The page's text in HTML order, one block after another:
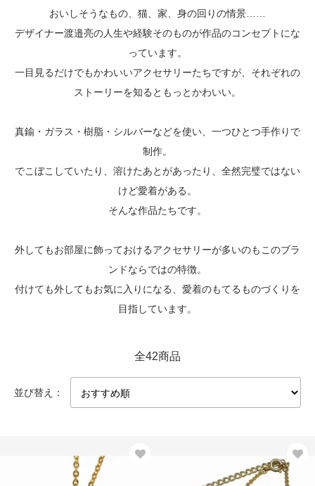
おいしそうなもの、猫、家、身の回りの情景……
デザイナー渡邉亮の人生や経験そのものが作品のコンセプトにな
っています。
一目見るだけでもかわいいアクセサリーたちですが、それぞれの
ストーリーを知るともっとかわいい。
真鍮・ガラス・樹脂・シルバーなどを使い、一つひとつ手作りで
制作。
でこぼこしていたり、溶けたあとがあったり、全然完璧ではない
けど愛着がある。
そんな作品たちです。
外してもお部屋に飾っておけるアクセサリーが多いのもこのブラ
ンドならではの特徴。
付けても外してもお気に入りになる、愛着のもてるものづくりを
目指しています。
全42商品
並び替え：